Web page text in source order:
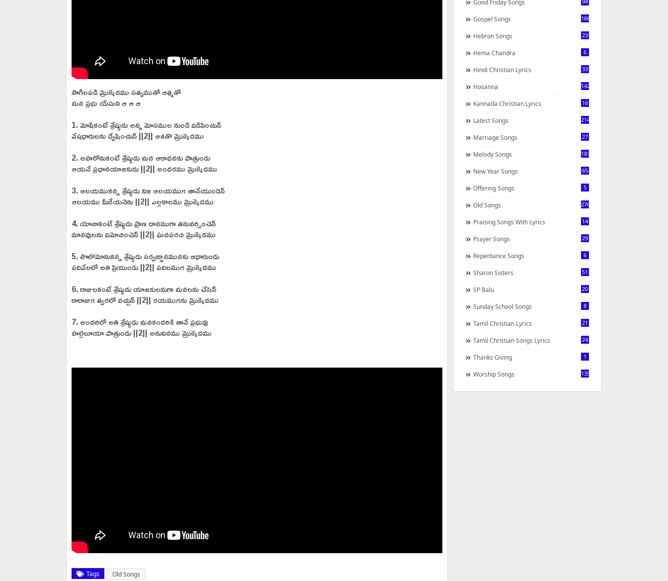
సాగిలపడి మ్రొక్కెదము సత్యముతో ఆత్మతో
మన ప్రభు యేసుని ఆ ఆ ఆ
1. మోషేకంటే శ్రేష్ఠుడు అన్ని మోసముల నుండి విడిపించున్‌
వేషధారులను ద్వేషించున్‌ ||2|| ఆశతొ మ్రొక్కెదము
2. అహరోనుకంటే శ్రేష్ఠుడు మన ఆరాధనకు పాత్రుండు
ఆయనే ప్రధానయాజకుడు ||2|| అందరము మ్రొక్కెదము
3. ఆలయముకన్న శ్రేష్ఠుడు నిజ ఆలయముగ తానేయుండెన్‌
ఆలయము మీరేయనెను ||2|| ఎల్లకాలము మ్రొక్కెదము
4. యోనాకంటే శ్రేష్ఠుడు ప్రాణ దానముగా తనువర్పించెన్‌
మానవులను విమోచించెన్‌ ||2|| ఘనపరచి మ్రొక్కెదము
5. సొలొమోనుకన్న శ్రేష్ఠుడు సర్వజ్ఞానమునకు ఆధారుండు
పదివేలలో అతి ప్రియుండు ||2|| పదిలముగ మ్రొక్కెదము
6. రాజులకంటే శ్రేష్ఠుడు యాజకులనుగా మనలను చేసెన్‌
రారాజుగ త్వరలో వచ్చున్‌ ||2|| రయముగను మ్రొక్కెదము
7. అందరిలో అతి శ్రేష్ఠుడు మనకందరికి తానే ప్రభువు
హల్లెలూయా పాత్రుండు ||2|| అనుదినము మ్రొక్కెదము
Tags Old Songs
Good Friday Songs
Gospel Songs 166
Hebron Songs 23
Hema Chandra 6
Hindi Christian Lyrics 33
Hosanna 142
Kannada Christian Lyrics 16
Latest Songs 214
Marriage Songs 27
Melody Songs 183
New Year Songs 65
Offering Songs 5
Old Songs 276
Praising Songs With Lyrics 14
Prayer Songs 29
Repentance Songs 6
Sharon Sisters 51
SP Balu 20
Sunday School Songs 8
Tamil Christian Lyrics 21
Tamil Christian Songs Lyrics 24
Thanks Giving 1
Worship Songs 1350